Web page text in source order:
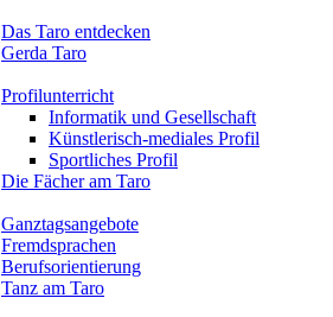
Das Taro entdecken
Gerda Taro
Profilunterricht
Informatik und Gesellschaft
Künstlerisch-mediales Profil
Sportliches Profil
Die Fächer am Taro
Ganztagsangebote
Fremdsprachen
Berufsorientierung
Tanz am Taro